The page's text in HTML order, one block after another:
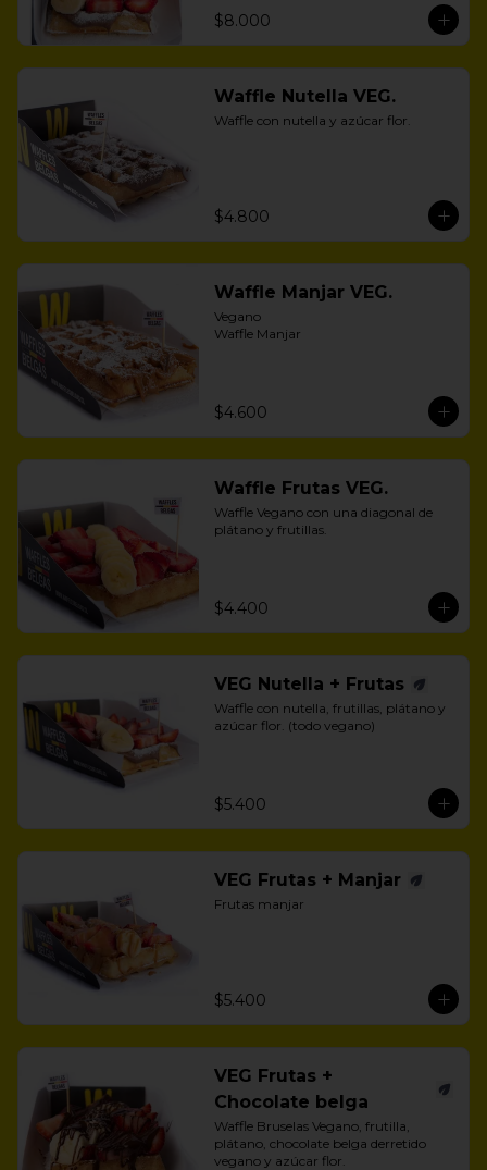
$8.000
Waffle Nutella VEG.
Waffle con nutella y azúcar flor.
$4.800
Waffle Manjar VEG.
Vegano
Waffle Manjar
$4.600
Waffle Frutas VEG.
Waffle Vegano con una diagonal de
plátano y frutillas.
$4.400
VEG Nutella + Frutas
Waffle con nutella, frutillas, plátano y
azúcar flor. (todo vegano)
$5.400
VEG Frutas + Manjar
Frutas manjar
$5.400
VEG Frutas +
Chocolate belga
Waffle Bruselas Vegano, frutilla,
plátano, chocolate belga derretido
vegano y azúcar flor.